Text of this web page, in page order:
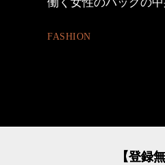
FASHION
【登録